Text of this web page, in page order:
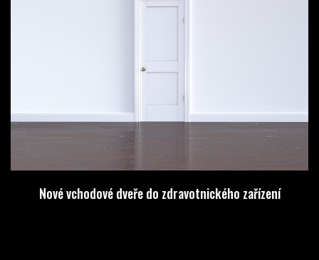
Nové vchodové dveře do zdravotnického zařízení